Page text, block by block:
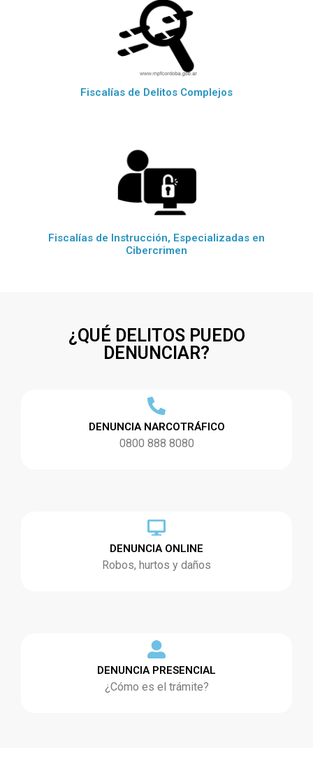
Fiscalías de Delitos Complejos
Fiscalías de Instrucción, Especializadas en
Cibercrimen
¿QUÉ DELITOS PUEDO
DENUNCIAR?
DENUNCIA NARCOTRÁFICO
0800 888 8080
DENUNCIA ONLINE
Robos, hurtos y daños
DENUNCIA PRESENCIAL
¿Cómo es el trámite?